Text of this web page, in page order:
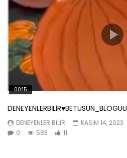
00:15
DENEYENLERBİLİR♥️BETUSUN_BLOGUU
DENEYENLER BILIR
KASIM 14, 2023
0
583 11